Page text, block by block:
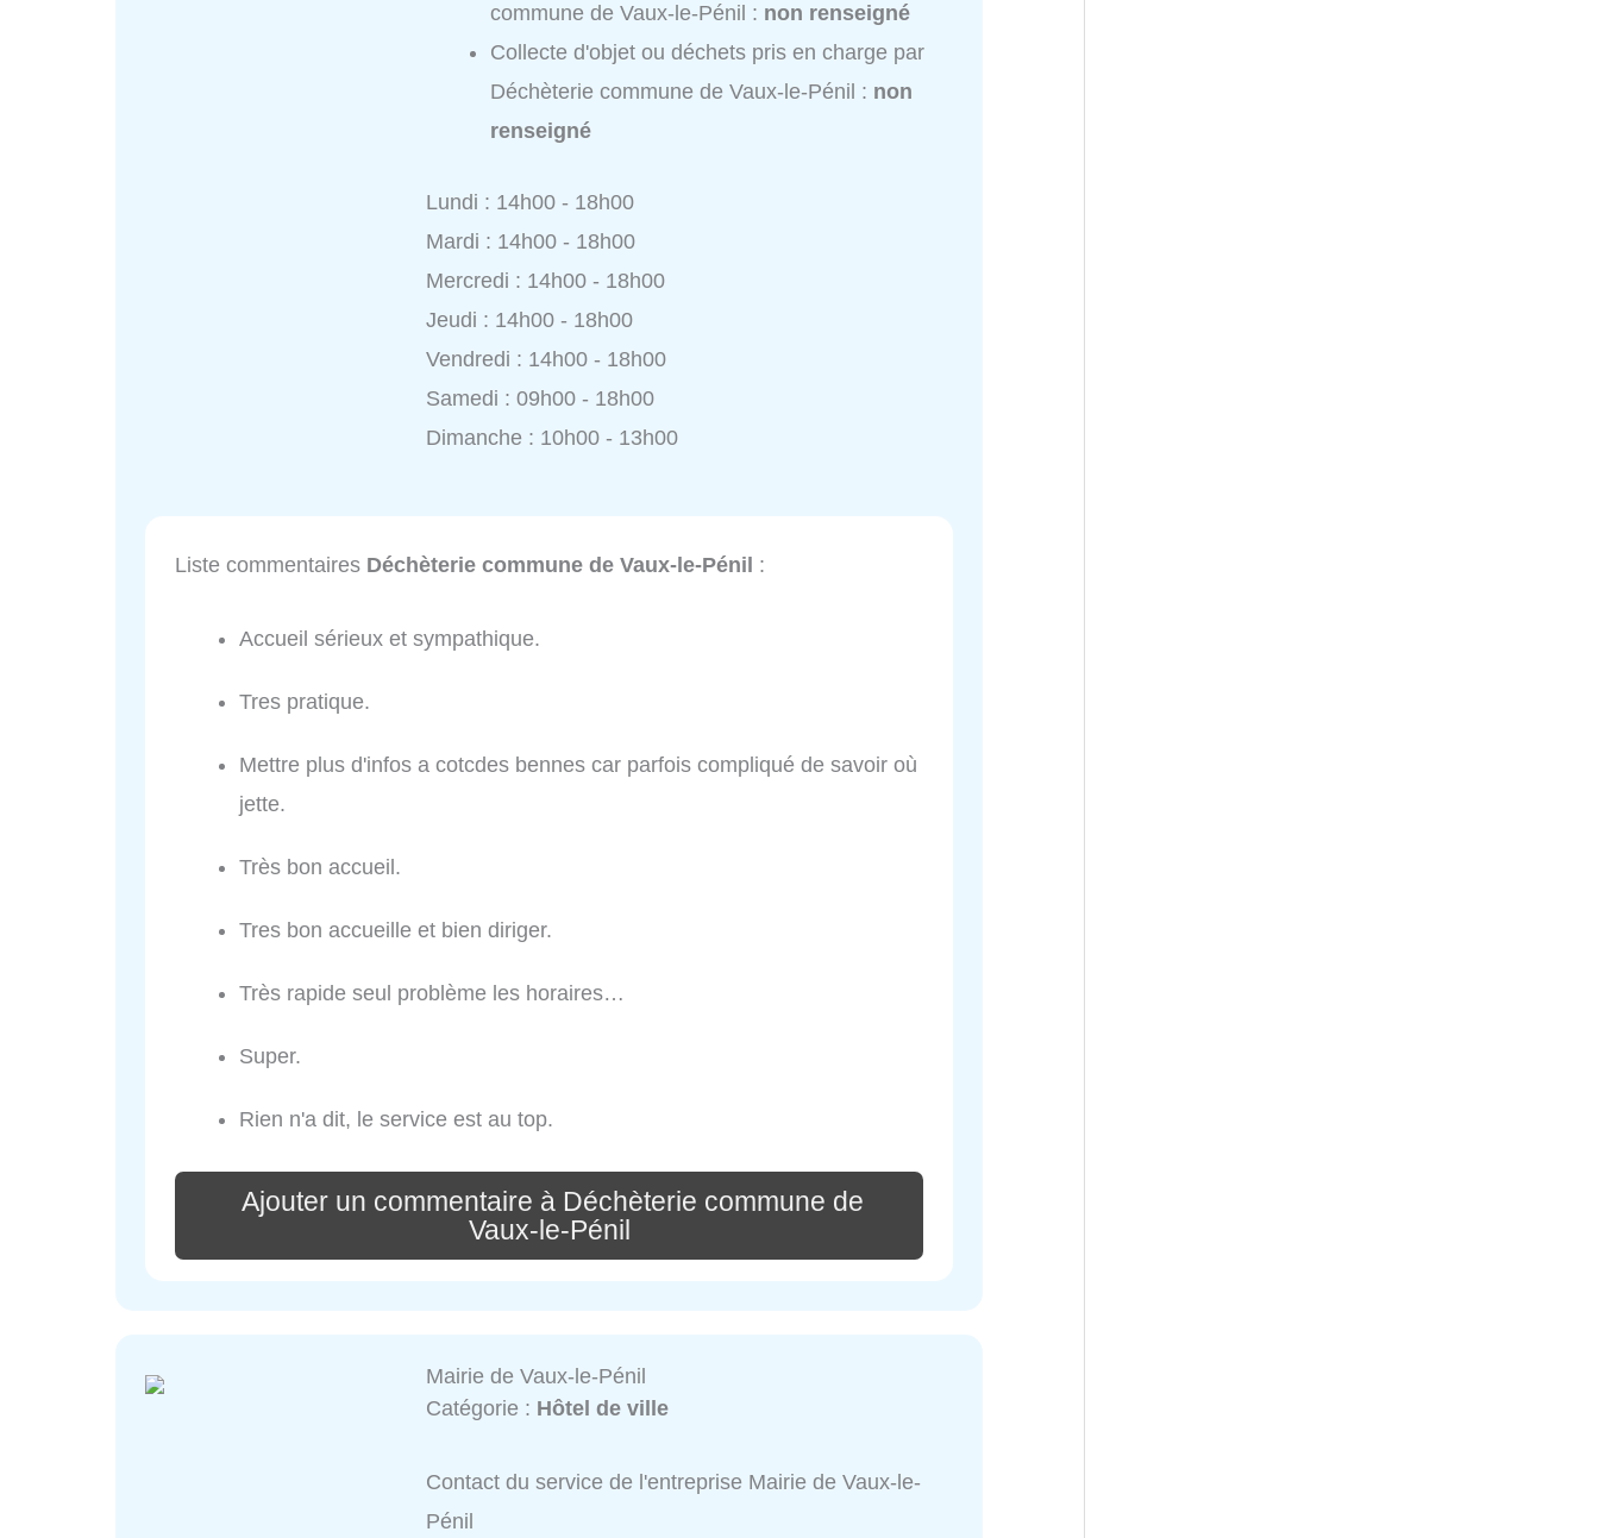
commune de Vaux-le-Pénil : non renseigné
Collecte d'objet ou déchets pris en charge par
Déchèterie commune de Vaux-le-Pénil : non
renseigné
Lundi : 14h00 - 18h00
Mardi : 14h00 - 18h00
Mercredi : 14h00 - 18h00
Jeudi : 14h00 - 18h00
Vendredi : 14h00 - 18h00
Samedi : 09h00 - 18h00
Dimanche : 10h00 - 13h00
Liste commentaires Déchèterie commune de Vaux-le-Pénil :
Accueil sérieux et sympathique.
Tres pratique.
Mettre plus d'infos a cotcdes bennes car parfois compliqué de savoir où
jette.
Très bon accueil.
Tres bon accueille et bien diriger.
Très rapide seul problème les horaires…
Super.
Rien n'a dit, le service est au top.
Ajouter un commentaire à Déchèterie commune de
Vaux-le-Pénil
Mairie de Vaux-le-Pénil
Catégorie : Hôtel de ville
Contact du service de l'entreprise Mairie de Vaux-le-
Pénil